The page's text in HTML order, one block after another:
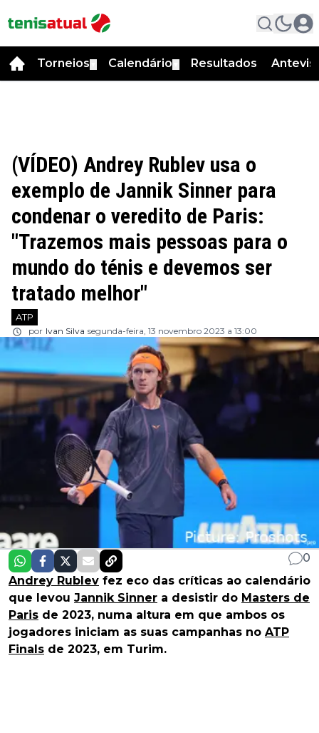
Torneios Calendário Resultados
(VÍDEO) Andrey Rublev usa o
exemplo de Jannik Sinner para
condenar o veredito de Paris:
"Trazemos mais pessoas para o
mundo do ténis e devemos ser
tratado melhor"
ATP
por Ivan Silva segunda-feira, 13 novembro 2023 a 13:00
0
Andrey Rublev fez eco das críticas ao calendário
que levou Jannik Sinner a desistir do Masters de
Paris de 2023, numa altura em que ambos os
jogadores iniciam as suas campanhas no ATP
Finals de 2023, em Turim.